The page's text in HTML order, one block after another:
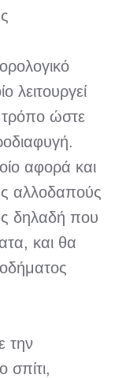
λειτουργεί
ώστε
αφορά και
αλλοδαπούς
δηλαδή που
και θα
την
σπίτι,